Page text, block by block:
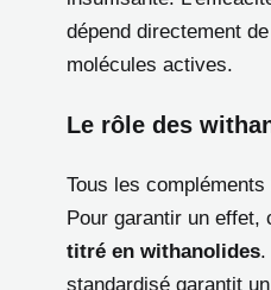
dépend directement
molécules actives.
Le rôle des
Tous les
Pour garantir un
titré en withanolides.
standardisé garantit